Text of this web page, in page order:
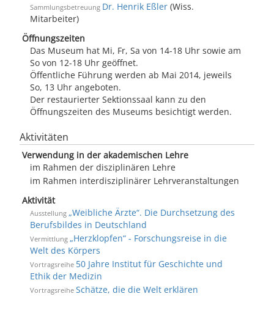
Sammlungsbetreuung Dr. Henrik Eßler (Wiss.
Mitarbeiter)
Öffnungszeiten
Das Museum hat Mi, Fr, Sa von 14-18 Uhr sowie am
So von 12-18 Uhr geöffnet.
Öffentliche Führung werden ab Mai 2014, jeweils
So, 13 Uhr angeboten.
Der restaurierter Sektionssaal kann zu den
Öffnungszeiten des Museums besichtigt werden.
Aktivitäten
Verwendung in der akademischen Lehre
im Rahmen der disziplinären Lehre
im Rahmen interdisziplinärer Lehrveranstaltungen
Aktivität
Ausstellung „Weibliche Ärzte“. Die Durchsetzung des
Berufsbildes in Deutschland
Vermittlung „Herzklopfen“ - Forschungsreise in die
Welt des Körpers
Vortragsreihe 50 Jahre Institut für Geschichte und
Ethik der Medizin
Vortragsreihe Schät­ze, die die Welt er­klä­ren